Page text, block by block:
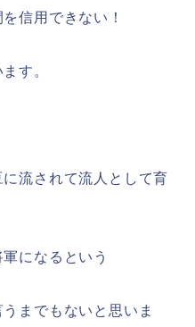
信用できない！
す。
流されて流人として育
になるという
までもないと思いま